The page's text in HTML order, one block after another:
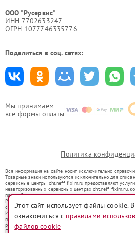
Мы принимаем
все формы оплаты
ООО "Русервис"
ИНН 7702633247
ОГРН 1077746335776
Поделиться в соц. сетях:
Политика
Вся информация на сайте носит исключительно
Товарные знаки используются исключительно для
сервисные центры cht.neff-fixim.ru предоставляют
неавторизованных сервисных центрах cht.neff-fixim.ru,
правообладателями товарных знаков или их
Ремонт осуществляется для устройств, уже введенных в
со статьей 1487 ГК РФ.
Использование товарных знаков не преследует цели
потребителей в заблуждение, а служит для
ремонту техники указанных брендов.
Представленная на сайте информация не является
Этот сайт использует файлы cookie.
ознакомиться с правилами
файлов cookie